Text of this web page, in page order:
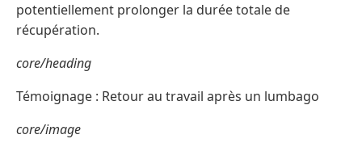
potentiellement prolonger la durée totale de
récupération.
core/heading
Témoignage : Retour au travail après un lumbago
core/image